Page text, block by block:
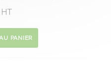
HT
PANIER